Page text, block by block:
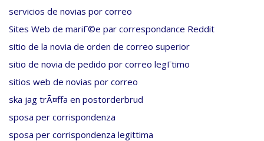
servicios de novias por correo
Sites Web de mariГ©e par correspondance Reddit
sitio de la novia de orden de correo superior
sitio de novia de pedido por correo legГ­timo
sitios web de novias por correo
ska jag trÃ¤ffa en postorderbrud
sposa per corrispondenza
sposa per corrispondenza legittima